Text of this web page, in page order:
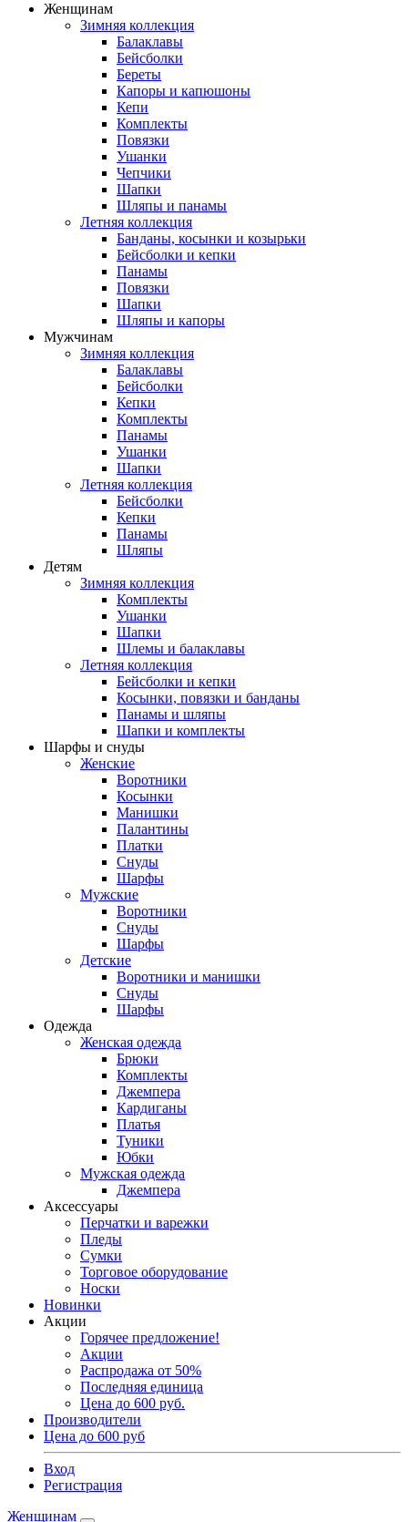
Женщинам
Зимняя коллекция
Балаклавы
Бейсболки
Береты
Капоры и капюшоны
Кепи
Комплекты
Повязки
Ушанки
Чепчики
Шапки
Шляпы и панамы
Летняя коллекция
Банданы, косынки и козырьки
Бейсболки и кепки
Панамы
Повязки
Шапки
Шляпы и капоры
Мужчинам
Зимняя коллекция
Балаклавы
Бейсболки
Кепки
Комплекты
Панамы
Ушанки
Шапки
Летняя коллекция
Бейсболки
Кепки
Панамы
Шляпы
Детям
Зимняя коллекция
Комплекты
Ушанки
Шапки
Шлемы и балаклавы
Летняя коллекция
Бейсболки и кепки
Косынки, повязки и банданы
Панамы и шляпы
Шапки и комплекты
Шарфы и снуды
Женские
Воротники
Косынки
Манишки
Палантины
Платки
Снуды
Шарфы
Мужские
Воротники
Снуды
Шарфы
Детские
Воротники и манишки
Снуды
Шарфы
Одежда
Женская одежда
Брюки
Комплекты
Джемпера
Кардиганы
Платья
Туники
Юбки
Мужская одежда
Джемпера
Аксессуары
Перчатки и варежки
Пледы
Сумки
Торговое оборудование
Носки
Новинки
Акции
Горячее предложение!
Акции
Распродажа от 50%
Последняя единица
Цена до 600 руб.
Производители
Цена до 600 руб
Вход
Регистрация
Женщинам